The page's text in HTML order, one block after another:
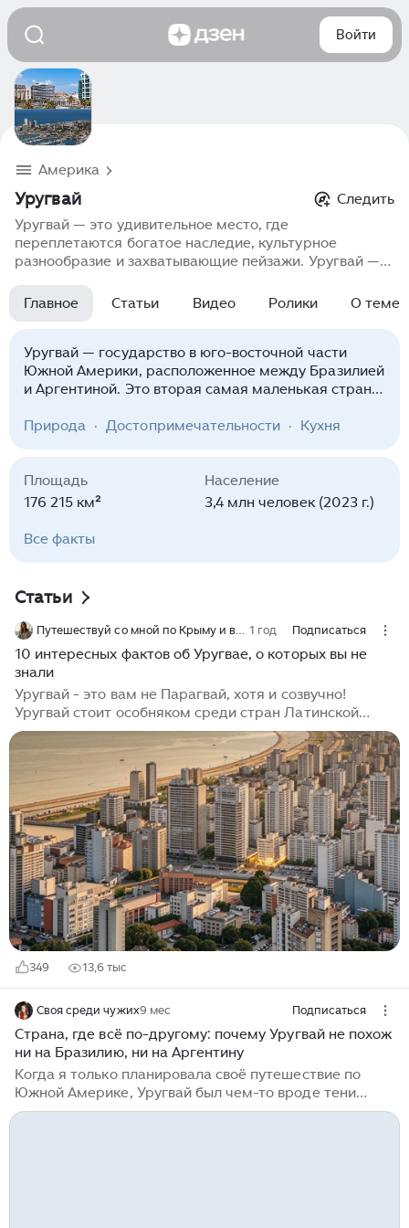
Войти
Америка
Уругвай
Следить
Уругвай — это удивительное место, где
переплетаются богатое наследие, культурное
разнообразие и захватывающие пейзажи. Уругвай —
которая порадует вас не только живописными
видами, но и разнообразной кухней, историческими
яркие воспоминания.
Главное Статьи Видео Ролики О теме
Уругвай — государство в юго-восточной части
Южной Америки, расположенное между Бразилией
и Аргентиной. Это вторая самая маленькая страна
туристов белоснежными пляжами Атлантического
продолжительным карнавалом в мире. Страна
известна высоким уровнем жизни, развитой
безопасного туристического направления в Южной
Природа · Достопримечательности · Кухня
Площадь
176 215 км²
Население
3,4 млн человек (2023 г.)
Вcе факты
Статьи
Путешествуй со мной по Крыму и вокруг света! 1 год Подписаться
10 интересных фактов об Уругвае, о которых вы не
знали
Уругвай - это вам не Парагвай, хотя и созвучно!
Уругвай стоит особняком среди стран Латинской
Америки. Начнем с того, что она одна из самых
благополучных и дорогих. Здесь нет большой
пропасти между богатыми и бедными, как в целом в
регионе и довольно сильный средний класс. В Уругвае
низкая коррупция и преступность, да и в целом жизнь
довольно комфортная. Да что там говорить про
уровень, если показателен один факт - детям в
школах выдают ноутбуки для обучения. Для
Латинской Америки это прям прорыв! Монтевидео -
столица Уругвая, довольно цивилизованный город...
349 13,6 тыс
Своя среди чужих9 мес Подписаться
Страна, где всё по-другому: почему Уругвай не похож
ни на Бразилию, ни на Аргентину
Когда я только планировала своё путешествие по
Южной Америке, Уругвай был чем-то вроде тени
между гигантами — Бразилией и Аргентиной. О нём